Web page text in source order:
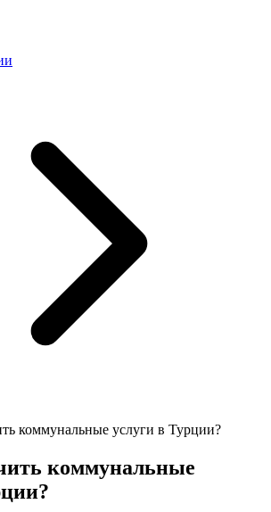
коммунальные услуги в Турции?
коммунальные